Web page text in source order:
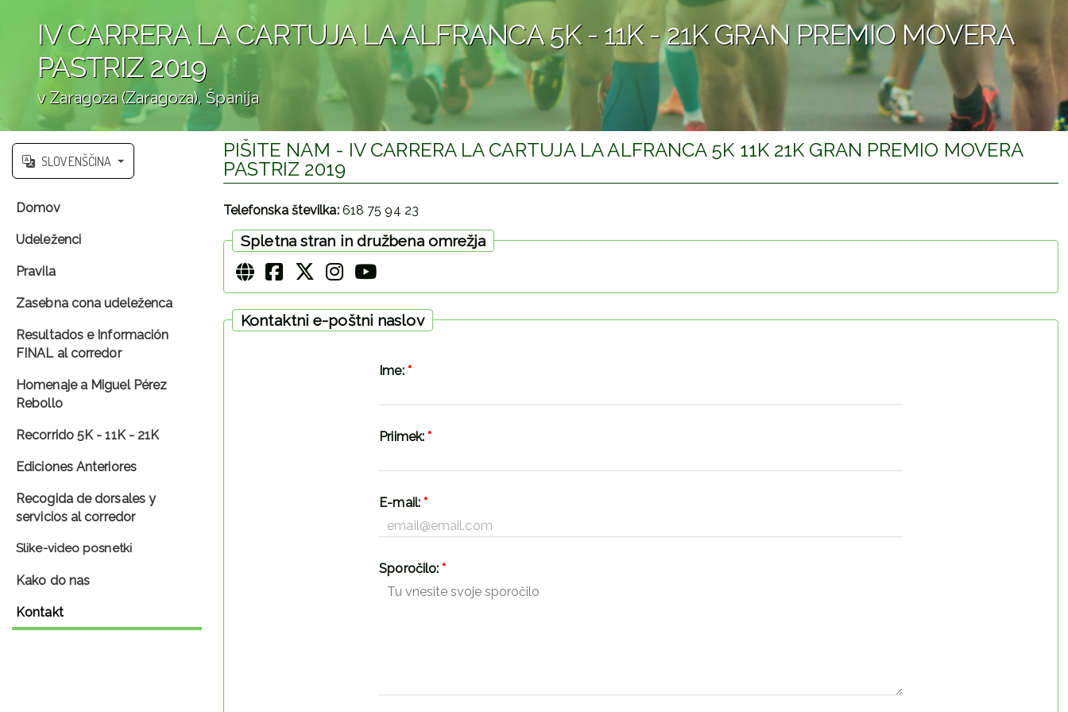
IV CARRERA LA CARTUJA LA ALFRANCA 5K - 11K - 21K GRAN PREMIO MOVERA
PASTRIZ 2019
v Zaragoza (Zaragoza), Španija
';
SLOVENŠČINA
Domov
Udeleženci
Pravila
Zasebna cona udeleženca
Resultados e Información
FINAL al corredor
Homenaje a Miguel Pérez
Rebollo
Recorrido 5K - 11K - 21K
Ediciones Anteriores
Recogida de dorsales y
servicios al corredor
Slike-video posnetki
Kako do nas
Kontakt
PIŠITE NAM - IV CARRERA LA CARTUJA LA ALFRANCA 5K 11K 21K GRAN PREMIO MOVERA
PASTRIZ 2019
Telefonska številka:618 75 94 23
Spletna stran in družbena omrežja
Kontaktni e-poštni naslov
Ime: *
Priimek:*
E-mail:*
Sporočilo:*